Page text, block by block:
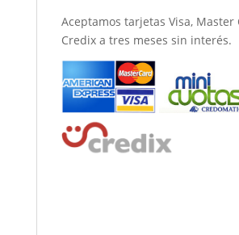
Aceptamos tarjetas Visa, Master
Credix a tres meses sin interés.